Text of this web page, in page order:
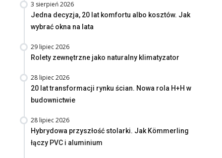
3 sierpień 2026
Jedna decyzja, 20 lat komfortu albo kosztów. Jak
wybrać okna na lata
29 lipiec 2026
Rolety zewnętrzne jako naturalny klimatyzator
28 lipiec 2026
20 lat transformacji rynku ścian. Nowa rola H+H w
budownictwie
28 lipiec 2026
Hybrydowa przyszłość stolarki. Jak Kömmerling
łączy PVC i aluminium